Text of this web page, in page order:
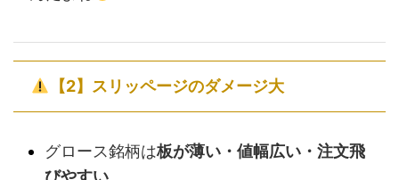
【2】スリッページのダメージ大
グロース銘柄は板が薄い・値幅広い・注文飛
びやすい